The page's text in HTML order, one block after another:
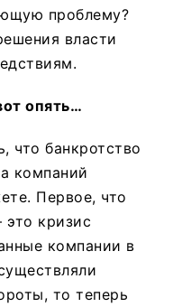
проблему?
власти
опять…
что банкротство
компаний
Первое, что
это кризис
компании в
то теперь